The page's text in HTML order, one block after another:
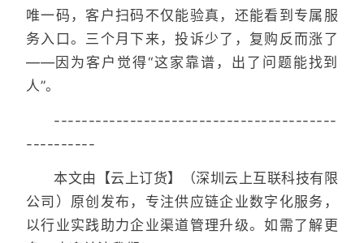
唯一码，客户扫码不仅能验真，还能看到专属服
务入口。三个月下来，投诉少了，复购反而涨了
——因为客户觉得“这家靠谱，出了问题能找到
人”。
-----------------------------------------
----------
本文由【云上订货】（深圳云上互联科技有限
公司）原创发布，专注供应链企业数字化服务，
以行业实践助力企业渠道管理升级。如需了解更